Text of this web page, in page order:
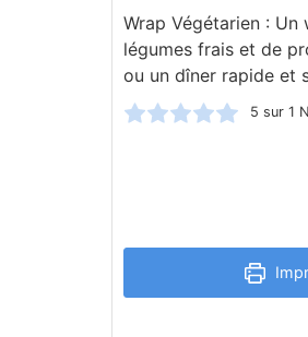
Wrap Végétarien :
légumes frais et de
ou un dîner rapide et
5 sur 1